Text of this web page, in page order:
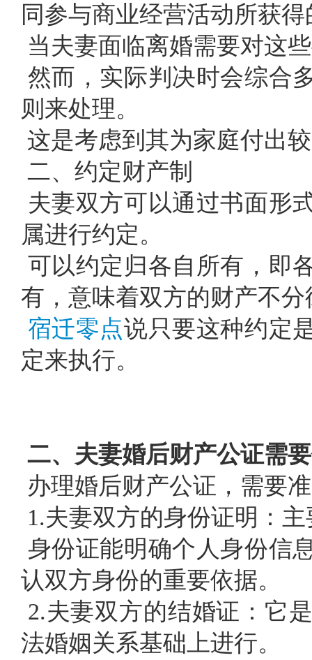
同参与商业经营活动所获
当夫妻面临离婚需要对这
然而，实际判决时会综合
则来处理。
这是考虑到其为家庭付出
二、约定财产制
夫妻双方可以通过书面形
属进行约定。
可以约定归各自所有，即
有，意味着双方的财产不
宿迁零点说只要这种约定
定来执行。
二、夫妻婚后财产公证需
办理婚后财产公证，需要
1.夫妻双方的身份证明：
身份证能明确个人身份信
认双方身份的重要依据。
2.夫妻双方的结婚证：它
法婚姻关系基础上进行。